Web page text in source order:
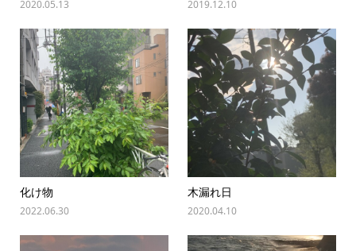
2020.05.13 2019.12.10
化け物
2022.06.30
木漏れ日
2020.04.10